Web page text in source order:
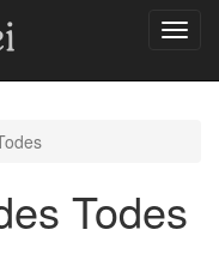
Todes